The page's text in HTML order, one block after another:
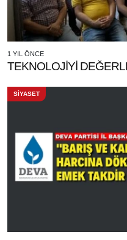
1 YIL ÖNCE
TEKNOLOJİYİ
SİYASET